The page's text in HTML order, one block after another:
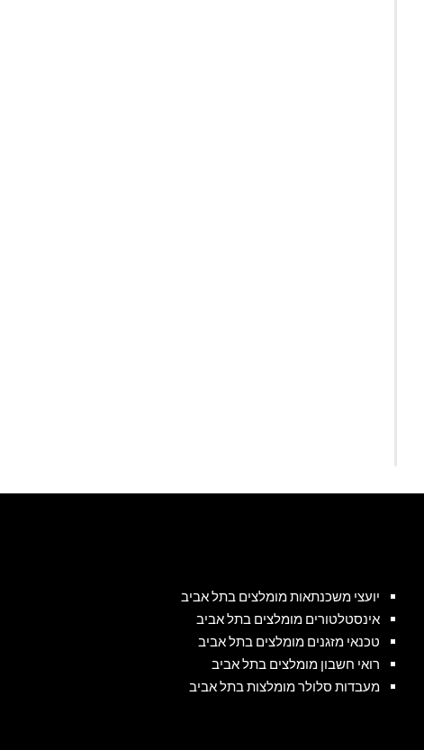
יועצי משכנתאות מומלצים בתל אביב
אינסטלטורים מומלצים בתל אביב
טכנאי מזגנים מומלצים בתל אביב
רואי חשבון מומלצים בתל אביב
מעבדות סלולר מומלצות בתל אביב